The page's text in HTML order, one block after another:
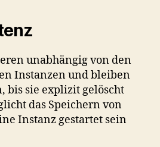
unabhängig von den
Instanzen und bleiben
bis sie explizit gelöscht
das Speichern von
Instanz gestartet sein